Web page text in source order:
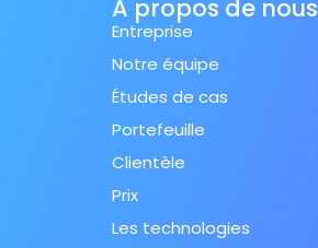
A propos de nous
Entreprise
Notre équipe
Études de cas
Portefeuille
Clientèle
Prix
Les technologies